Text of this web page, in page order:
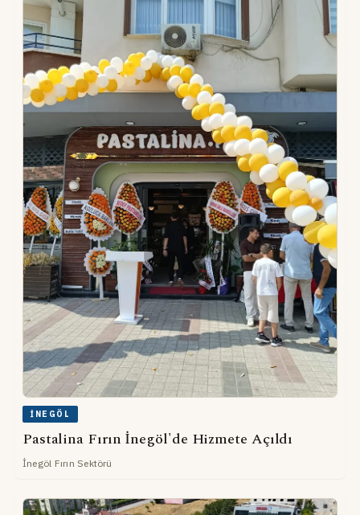
İNEGÖL
Pastalina Fırın İnegöl'de Hizmete Açıldı
İnegöl Fırın Sektörü